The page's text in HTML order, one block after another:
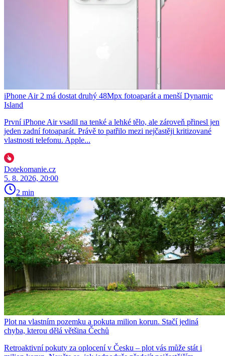
iPhone Air 2 má dostat druhý 48Mpx fotoaparát a menší Dynamic
Island
První iPhone Air vsadil na tenké a lehké tělo, ale zároveň přinesl jen
jeden zadní fotoaparát. Právě to patřilo mezi nejčastěji kritizované
vlastnosti telefonu. Apple...
Dotekomanie.cz
5. 8. 2026, 20:00
2 min
Plot na vlastním pozemku a pokuta milion korun. Stačí jediná
chyba, kterou dělá většina Čechů
Retroaktivní pokuty za oplocení v Česku – plot vás může stát i